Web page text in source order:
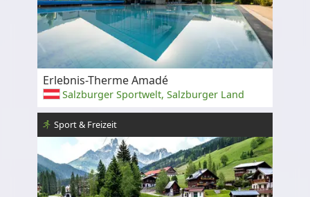
Erlebnis-Therme Amadé
Salzburger Sportwelt, Salzburger Land
Sport & Freizeit